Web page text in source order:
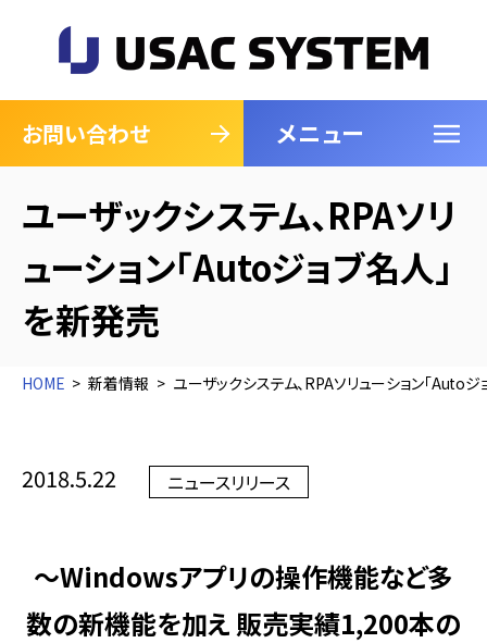
お問い合わせ メニュー
閉じる
ユーザックシステム、RPAソリ
ューション「Autoジョブ名人」
を新発売
HOME 新着情報 ユーザックシステム、RPAソリューション「Auto
2018.5.22 ニュースリリース
～Windowsアプリの操作機能など多
数の新機能を加え 販売実績1,200本の